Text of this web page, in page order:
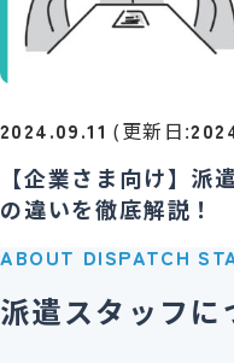
【企業さま向け】派
の違いを徹底解説！
2024.09.11 (更新日:
派遣スタッフに
ABOUT DISPATCH